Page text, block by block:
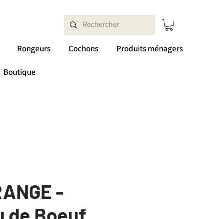
Rongeurs Cochons Produits ménagers
Boutique
-